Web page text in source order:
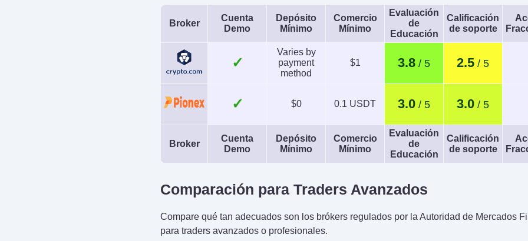
Broker
Cuenta
Demo
Depósito
Mínimo
Comercio
Mínimo
Evaluación
de
Educación
Calificación
de soporte
✓
Varies by
payment
method
$1 3.8 2.5
✓ $0 0.1 USDT 3.0 3.0
Broker
Cuenta
Demo
Depósito
Mínimo
Comercio
Mínimo
Evaluación
de
Educación
Calificación
de soporte
Comparación para Traders Avanzados
Compare qué tan adecuados son los brókers regulados por la Autoridad de Mercados
para traders avanzados o profesionales.